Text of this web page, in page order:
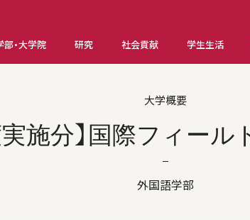
部・大学院 研究 社会貢献 学生生活
大学概要
実施分】国際フィール
外国語学部